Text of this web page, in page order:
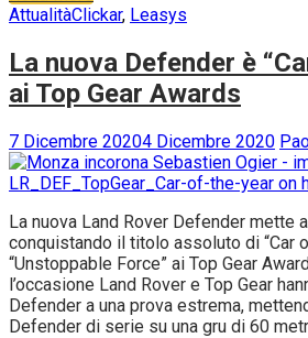
AttualitàClickar, Leasys
La nuova Defender è
ai Top Gear Awards
7 Dicembre 20204 Dicembre 2020
La nuova Land Rover Defender mette
conquistando il titolo assoluto di “Car
“Unstoppable Force” ai Top Gear
l’occasione Land Rover e Top Gear
Defender a una prova estrema,
Defender di serie su una gru di 60